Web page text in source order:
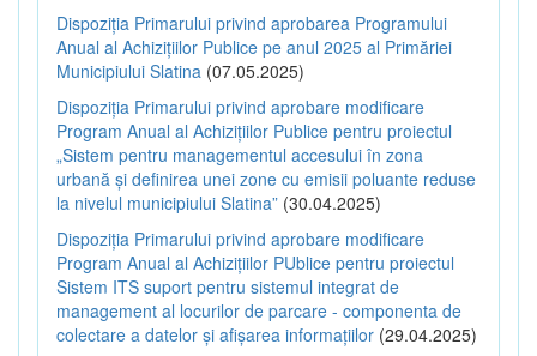
Dispoziția Primarului privind aprobarea Programului
Anual al Achizițiilor Publice pe anul 2025 al Primăriei
Municipiului Slatina (07.05.2025)
Dispoziția Primarului privind aprobare modificare
Program Anual al Achizițiilor Publice pentru proiectul
„Sistem pentru managementul accesului în zona
urbană și definirea unei zone cu emisii poluante reduse
la nivelul municipiului Slatina” (30.04.2025)
Dispoziția Primarului privind aprobare modificare
Program Anual al Achizițiilor PUblice pentru proiectul
Sistem ITS suport pentru sistemul integrat de
management al locurilor de parcare - componenta de
colectare a datelor și afișarea informațiilor (29.04.2025)